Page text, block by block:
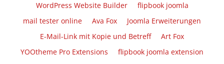
WordPress Website Builder
flipbook joomla
mail tester online
Ava Fox
Joomla Erweiterungen
E-Mail-Link mit Kopie und Betreff
Art Fox
YOOtheme Pro Extensions
flipbook joomla extension